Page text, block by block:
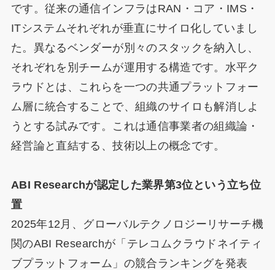
です。従来の通信インフラはRAN・コア・IMS・
ITシステムそれぞれが垂直にサイロ化していまし
た。異なるベンダーが別々のスタックを納入し、
それぞれを別チームが運用する構造です。水平ク
ラウドとは、これらを一つの共通プラットフォー
ム層に統合することで、組織のサイロも解消しよ
うとする試みです。これは通信事業者の組織論・
経営論と直結する、技術以上の概念です。
ABI Researchが認定した業界第3位という立ち位
置
2025年12月、グローバルテクノロジーリサーチ機
関のABI Researchが「テレコムクラウドネイティ
ブプラットフォーム」の競合ランキングを発表